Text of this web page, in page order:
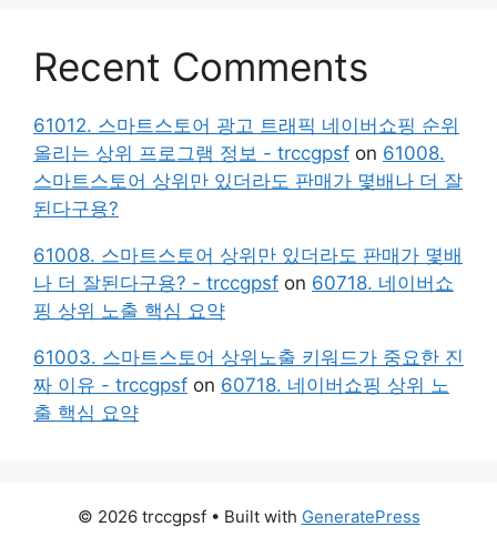
Recent Comments
61012. 스마트스토어 광고 트래픽 네이버쇼핑 순위
올리는 상위 프로그램 정보 - trccgpsf on 61008.
스마트스토어 상위만 있더라도 판매가 몇배나 더 잘
된다구용?
61008. 스마트스토어 상위만 있더라도 판매가 몇배
나 더 잘된다구용? - trccgpsf on 60718. 네이버쇼
핑 상위 노출 핵심 요약
61003. 스마트스토어 상위노출 키워드가 중요한 진
짜 이유 - trccgpsf on 60718. 네이버쇼핑 상위 노
출 핵심 요약
© 2026 trccgpsf• Built with GeneratePress